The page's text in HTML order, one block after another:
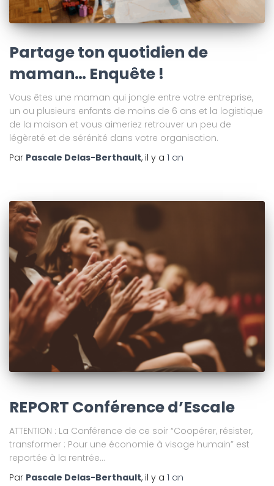
Partage ton quotidien de
maman… Enquête !
Vous êtes une maman qui jongle entre votre entreprise,
un ou plusieurs enfants de moins de 6 ans et la logistique
de la maison et vous aimeriez retrouver un peu de
légèreté et de sérénité dans votre organisation.
Par Pascale Delas-Berthault, il y a 1 an
REPORT Conférence d’Escale
ATTENTION : La Conférence de ce soir “Coopérer, résister,
transformer : Pour une économie à visage humain” est
reportée à la rentrée…
Par Pascale Delas-Berthault, il y a 1 an